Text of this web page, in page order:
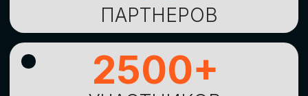
ОСТАВИТЬ
ЗАЯВКУ